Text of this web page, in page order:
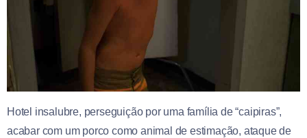
Hotel insalubre, perseguição por uma família de “caipiras”,
acabar com um porco como animal de estimação, ataque de